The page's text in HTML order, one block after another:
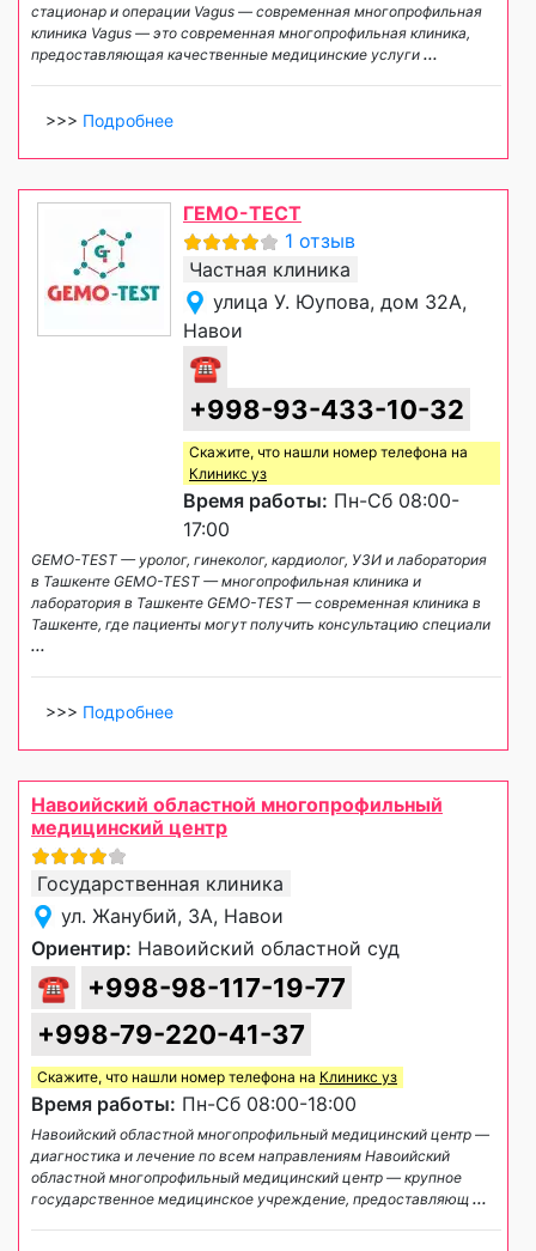
стационар и операции Vagus — современная многопрофильная
клиника Vagus — это современная многопрофильная клиника,
предоставляющая качественные медицинские услуги ...
>>> Подробнее
ГЕМО-ТЕСТ
1 отзыв
Частная клиника
улица У. Юупова, дом 32А,
Навои
☎
+998-93-433-10-32
Скажите, что нашли номер телефона на
Клиникс уз
Время работы: Пн-Сб 08:00-
17:00
GEMO-TEST — уролог, гинеколог, кардиолог, УЗИ и лаборатория
в Ташкенте GEMO-TEST — многопрофильная клиника и
лаборатория в Ташкенте GEMO-TEST — современная клиника в
Ташкенте, где пациенты могут получить консультацию специали
...
>>> Подробнее
Навоийский областной многопрофильный
медицинский центр
Государственная клиника
ул. Жанубий, 3А, Навои
Ориентир: Навоийский областной суд
☎
+998-98-117-19-77
+998-79-220-41-37
Скажите, что нашли номер телефона на Клиникс уз
Время работы: Пн-Сб 08:00-18:00
Навоийский областной многопрофильный медицинский центр —
диагностика и лечение по всем направлениям Навоийский
областной многопрофильный медицинский центр — крупное
государственное медицинское учреждение, предоставляющ ...